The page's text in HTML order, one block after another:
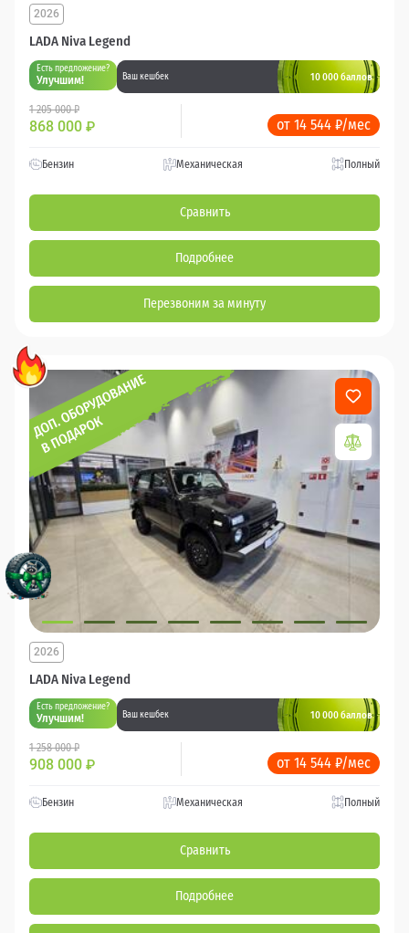
LADA Niva Legend
2026
Есть предложение?
Улучшим! Ваш кешбек 10 000 баллов
1 205 000 ₽
868 000 ₽ от 14 544 ₽/мес
Бензин Механическая Полный
Сравнить
Подробнее
Перезвоним за минуту
LADA Niva Legend
2026
Есть предложение?
Улучшим! Ваш кешбек 10 000 баллов
1 258 000 ₽
908 000 ₽ от 14 544 ₽/мес
Бензин Механическая Полный
Сравнить
Подробнее